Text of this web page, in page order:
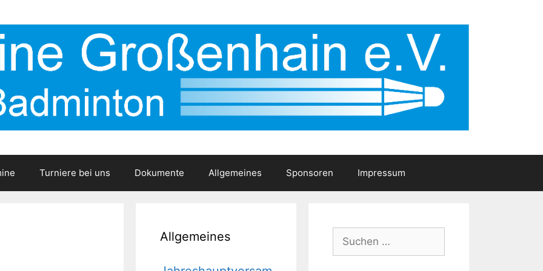
Turniere bei uns Dokumente Allgemeines Sponsoren Impressum
Allgemeines
Suchen
nach: